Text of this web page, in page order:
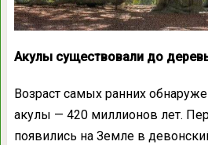
Акулы существовали до
Возраст самых ранних
акулы — 420 миллионов лет.
появились на Земле в